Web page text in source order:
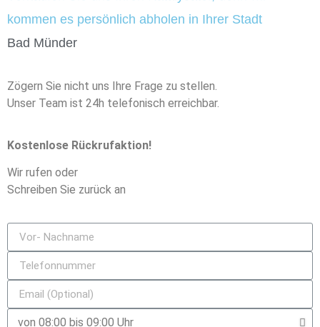
kommen es persönlich abholen in Ihrer Stadt
Bad Münder
Zögern Sie nicht uns Ihre Frage zu stellen.
Unser Team ist 24h telefonisch erreichbar.
Kostenlose Rückrufaktion!
Wir rufen oder
Schreiben Sie zurück an